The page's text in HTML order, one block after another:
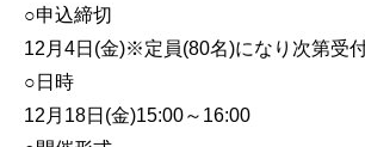
○申込締切
12月4日(金)※定員(80名)になり次第受
○日時
12月18日(金)15:00～16:00